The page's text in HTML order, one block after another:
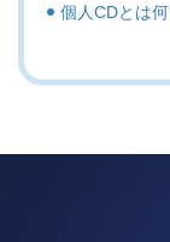
個人CDとは